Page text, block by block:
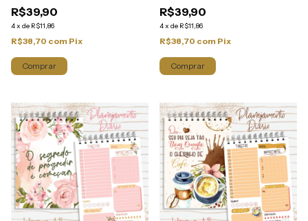
R$39,90
4x de R$11,86
R$38,70 com Pix
R$39,90
4x de R$11,86
R$38,70 com Pix